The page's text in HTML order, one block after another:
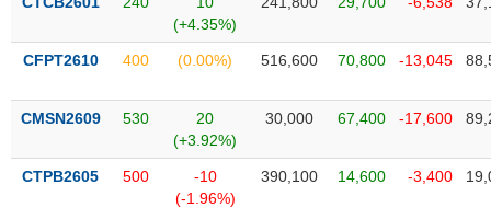
(+4.35%)
CFPT2610 400 (0.00%) 516,600 70,800 -13,045
CMSN2609 530
20
(+3.92%)
30,000 67,400 -17,600
CTPB2605 500
-10
(-1.96%)
390,100 14,600 -3,400
Cổ phiếu Chỉ số
đạo
(-)
Tất cả Người nội bộ Người liên quan Cổ đông lớn